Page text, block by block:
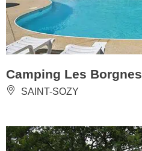
Camping Les Borgnes
SAINT-SOZY